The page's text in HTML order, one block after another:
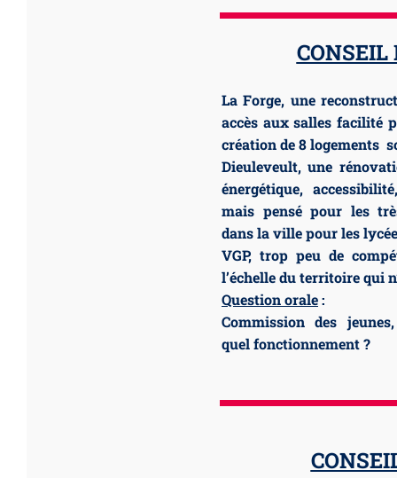
CONSEIL
La Forge, une
accès aux salles facilité
création de 8 logements
Dieuleveult, une
énergétique,
mais pensé pour les
dans la ville pour les
VGP, trop peu de
l’échelle du territoire qui
Question orale:
Commission des
quel fonctionnement ?